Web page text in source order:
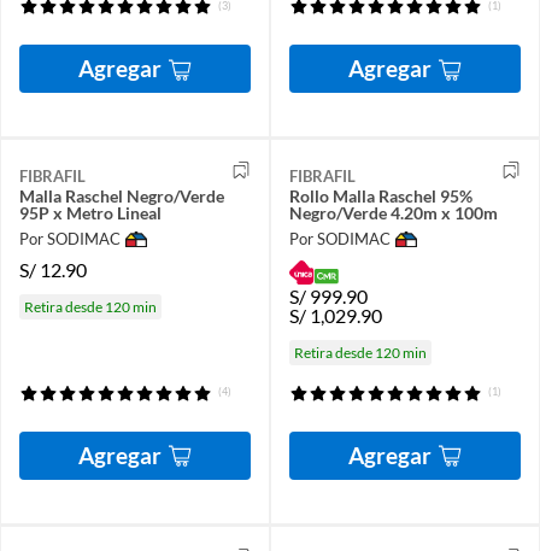
(3)
Agregar
(1)
Agregar
FIBRAFIL
Malla Raschel Negro/Verde
95P x Metro Lineal
Por SODIMAC
S/ 12.90
Retira desde 120 min
(4)
Agregar
FIBRAFIL
Rollo Malla Raschel 95%
Negro/Verde 4.20m x 100m
Por SODIMAC
S/ 999.90
S/ 1,029.90
Retira desde 120 min
(1)
Agregar